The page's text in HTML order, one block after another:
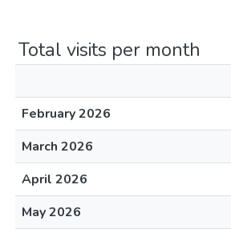
Total visits per month
February 2026
March 2026
April 2026
May 2026